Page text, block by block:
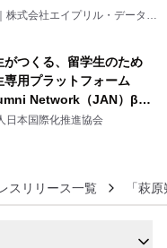
株式会社エイプリル・データ・
がつくる、留学生のため
専用プラットフォーム
Network（JAN）β版
日本国際化推進協会
スリリース一覧 「萩